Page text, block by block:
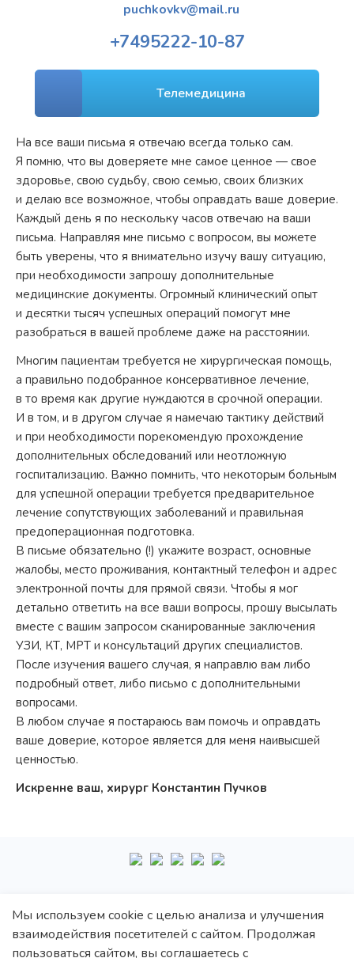
Мы используем cookie с целью анализа и улучшения
взаимодействия посетителей с сайтом. Продолжая
пользоваться сайтом, вы соглашаетесь с
puchkovkv@mail.ru
+7495222-10-87
Телемедицина
На все ваши письма я отвечаю всегда только сам.
Я помню, что вы доверяете мне самое ценное — свое
здоровье, свою судьбу, свою семью, своих близких
и делаю все возможное, чтобы оправдать ваше доверие.
Каждый день я по нескольку часов отвечаю на ваши
письма. Направляя мне письмо с вопросом, вы можете
быть уверены, что я внимательно изучу вашу ситуацию,
при необходимости запрошу дополнительные
медицинские документы. Огромный клинический опыт
и десятки тысяч успешных операций помогут мне
разобраться в вашей проблеме даже на расстоянии.
Многим пациентам требуется не хирургическая помощь,
а правильно подобранное консервативное лечение,
в то время как другие нуждаются в срочной операции.
И в том, и в другом случае я намечаю тактику действий
и при необходимости порекомендую прохождение
дополнительных обследований или неотложную
госпитализацию. Важно помнить, что некоторым больным
для успешной операции требуется предварительное
лечение сопутствующих заболеваний и правильная
предоперационная подготовка.
В письме обязательно (!) укажите возраст, основные
жалобы, место проживания, контактный телефон и адрес
электронной почты для прямой связи. Чтобы я мог
детально ответить на все ваши вопросы, прошу высылать
вместе с вашим запросом сканированные заключения
УЗИ, КТ, МРТ и консультаций других специалистов.
После изучения вашего случая, я направлю вам либо
подробный ответ, либо письмо с дополнительными
вопросами.
В любом случае я постараюсь вам помочь и оправдать
ваше доверие, которое является для меня наивысшей
ценностью.
Искренне ваш, хирург Константин Пучков
+7 495 222-10-87
Политика обработки персональных данных
Политика конфиденциальности